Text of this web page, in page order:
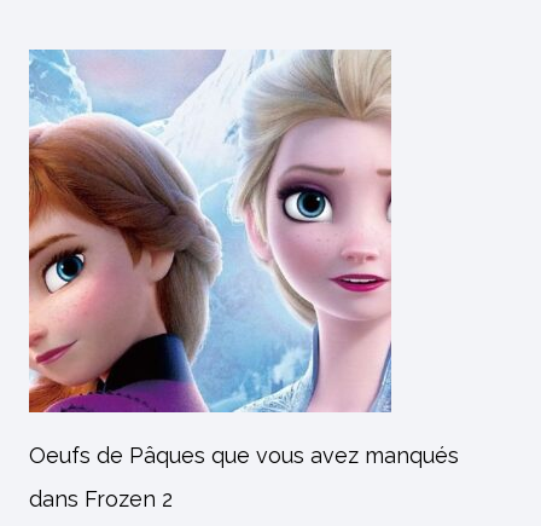
Oeufs de Pâques que vous avez manqués
dans Frozen 2